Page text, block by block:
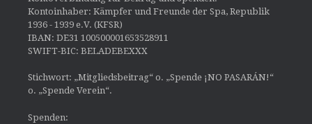
Kontoinhaber: Kämpfer und Freunde der Spa, Republik
1936 - 1939 e.V. (KFSR)
IBAN: DE31 100500001653528911
SWIFT-BIC: BELADEBEXXX
Stichwort: „Mitgliedsbeitrag“ o. „Spende ¡NO PASARÁN!“
o. „Spende Verein“.
Spenden: